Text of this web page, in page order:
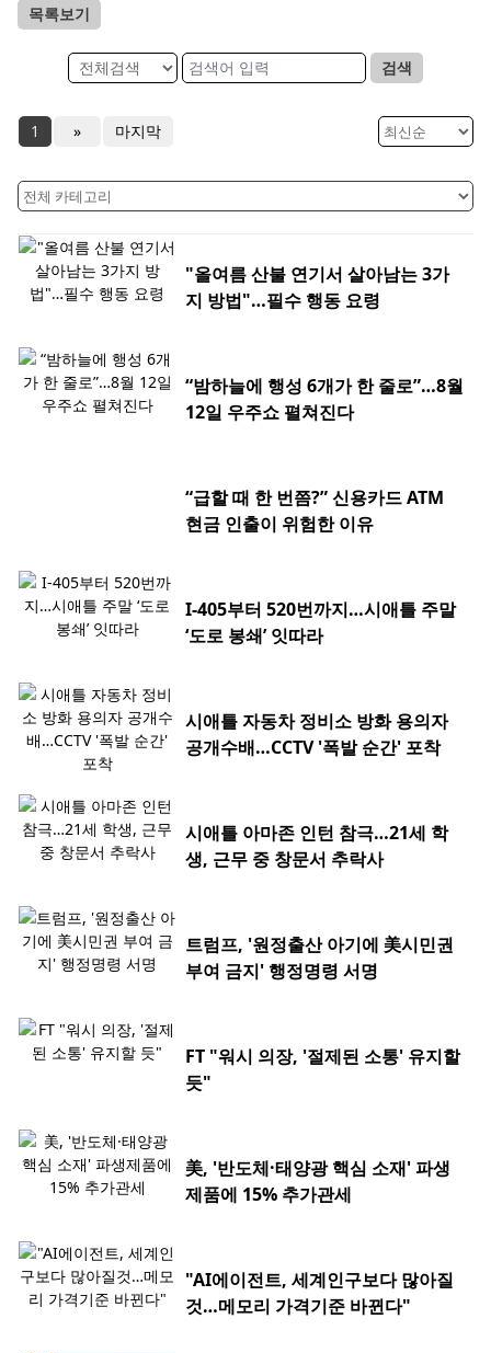
목록보기
검색
1 » 마지막
"올여름 산불 연기서 살아남는 3가
지 방법"…필수 행동 요령
“밤하늘에 행성 6개가 한 줄로”…8월
12일 우주쇼 펼쳐진다
“급할 때 한 번쯤?” 신용카드 ATM
현금 인출이 위험한 이유
I-405부터 520번까지…시애틀 주말
‘도로 봉쇄’ 잇따라
시애틀 자동차 정비소 방화 용의자
공개수배…CCTV '폭발 순간' 포착
시애틀 아마존 인턴 참극…21세 학
생, 근무 중 창문서 추락사
트럼프, '원정출산 아기에 美시민권
부여 금지' 행정명령 서명
FT "워시 의장, '절제된 소통' 유지할
듯"
美, '반도체·태양광 핵심 소재' 파생
제품에 15% 추가관세
"AI에이전트, 세계인구보다 많아질
것…메모리 가격기준 바뀐다"